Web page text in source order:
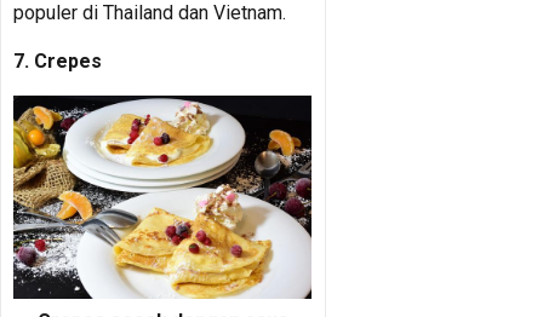
populer di Thailand dan Vietnam.
7. Crepes